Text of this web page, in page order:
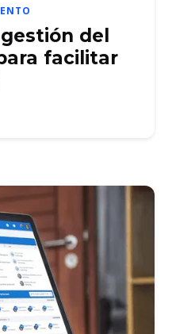
del
facilitar